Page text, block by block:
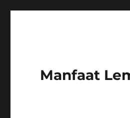
Manfaat